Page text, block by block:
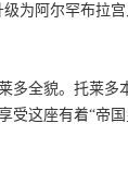
为阿尔罕布拉宫
全貌。托莱多
这座有着“帝